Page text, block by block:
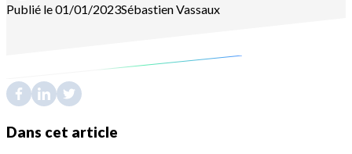
Publié le 01/01/2023SébastienVassaux
Dans cet article